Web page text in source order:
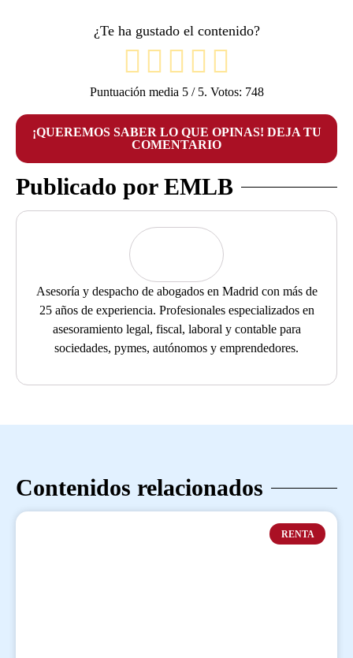
¿Te ha gustado el contenido?
Puntuación media 5/ 5. Votos: 748
¡QUEREMOS SABER LO QUE OPINAS! DEJA TU
COMENTARIO
Publicado por EMLB
Asesoría y despacho de abogados en Madrid con más de
25 años de experiencia. Profesionales especializados en
asesoramiento legal, fiscal, laboral y contable para
sociedades, pymes, autónomos y emprendedores.
Contenidos relacionados
RENTA